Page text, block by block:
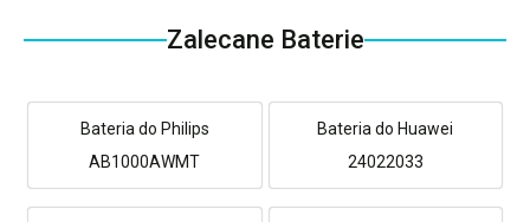
Zalecane Baterie
Bateria do Philips
AB1000AWMT
Bateria do Huawei
24022033